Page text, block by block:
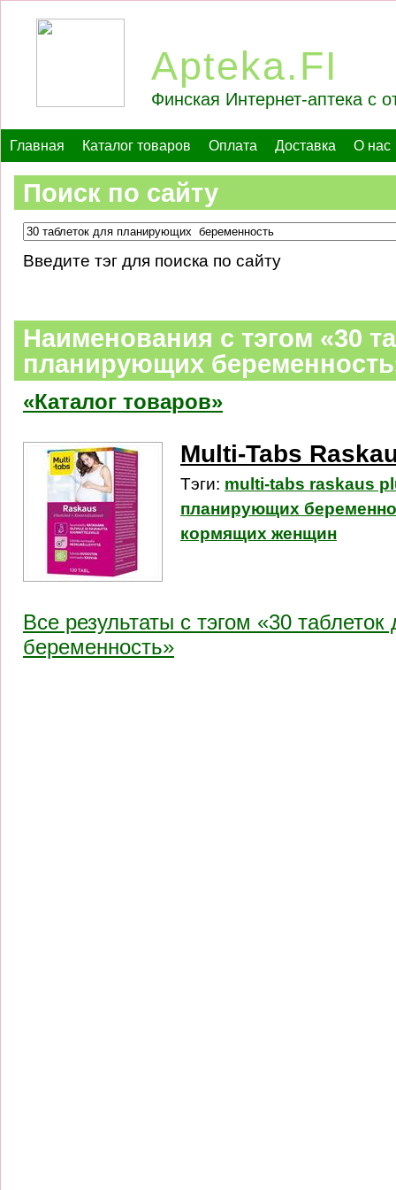
Apteka.FI
Финская Интернет-аптека с
Главная Каталог товаров Оплата Доставка О нас
Поиск по сайту
Введите тэг для поиска по сайту
Наименования c тэгом «30
планирующих
«Каталог товаров»
Multi-Tabs
Тэги: multi-tabs raskaus
планирующих
кормящих женщин
Все результаты c тэгом «30
беременность»